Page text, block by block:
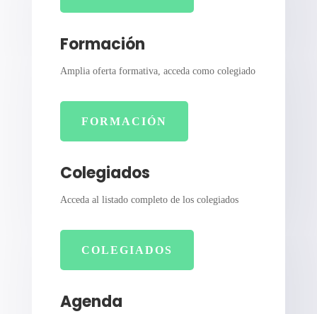
Formación
Amplia oferta formativa, acceda como colegiado
FORMACIÓN
Colegiados
Acceda al listado completo de los colegiados
COLEGIADOS
Agenda